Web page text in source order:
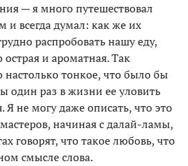
— я много путешествовал
и всегда думал: как же их
распробовать нашу еду,
острая и ароматная. Так
тонкое, что было бы
один раз в жизни ее уловить
Я не могу даже описать, что это
начиная с далай-ламы,
говорят, что такое любовь, что
смысле слова.